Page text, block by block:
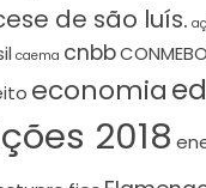
de são luís.
caema cnbb
economia
2018